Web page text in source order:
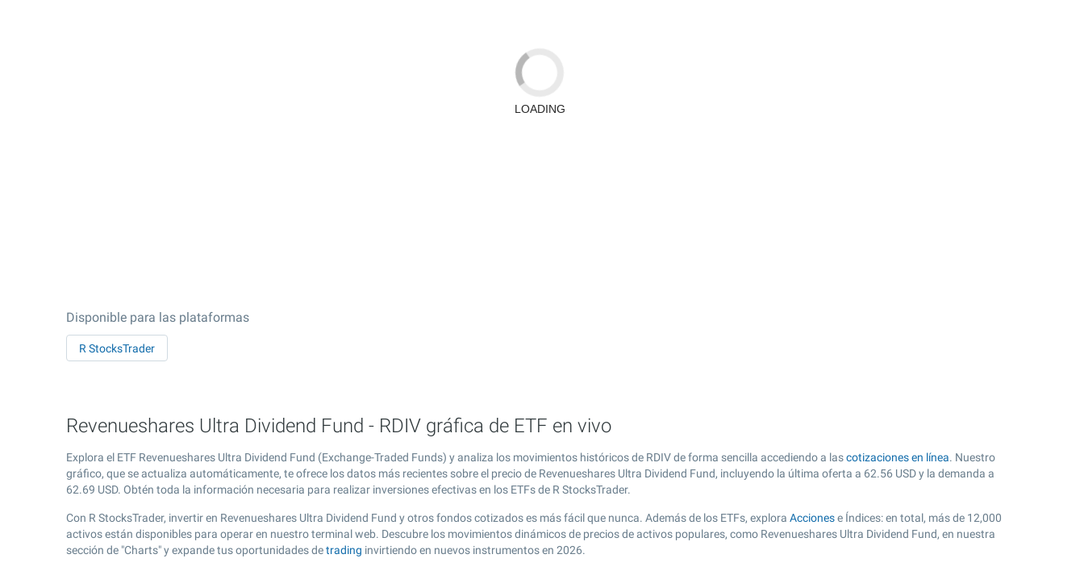
Disponible para las plataformas
R StocksTrader
Revenueshares Ultra Dividend Fund - RDIV gráfica de ETF en vivo
Explora el ETF Revenueshares Ultra Dividend Fund (Exchange-Traded Funds) y analiza los movimientos históricos de RDIV de forma sencilla accediendo a lascotizaciones en línea. Nuestro
gráfico, que se actualiza automáticamente, te ofrece los datos más recientes sobre el precio de Revenueshares Ultra Dividend Fund, incluyendo la última oferta a 62.56 USD y la demanda a
62.69 USD. Obtén toda la información necesaria para realizar inversiones efectivas en los ETFs de R StocksTrader.
Con R StocksTrader, invertir en Revenueshares Ultra Dividend Fund y otros fondos cotizados es más fácil que nunca. Además de los ETFs, explora Accionese Índices: en total, más de 12,000
activos están disponibles para operar en nuestro terminal web. Descubre los movimientos dinámicos de precios de activos populares, como Revenueshares Ultra Dividend Fund, en nuestra
sección de "Charts" y expande tus oportunidades detrading invirtiendo en nuevos instrumentos en 2026.